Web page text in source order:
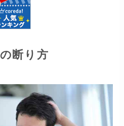
断り方